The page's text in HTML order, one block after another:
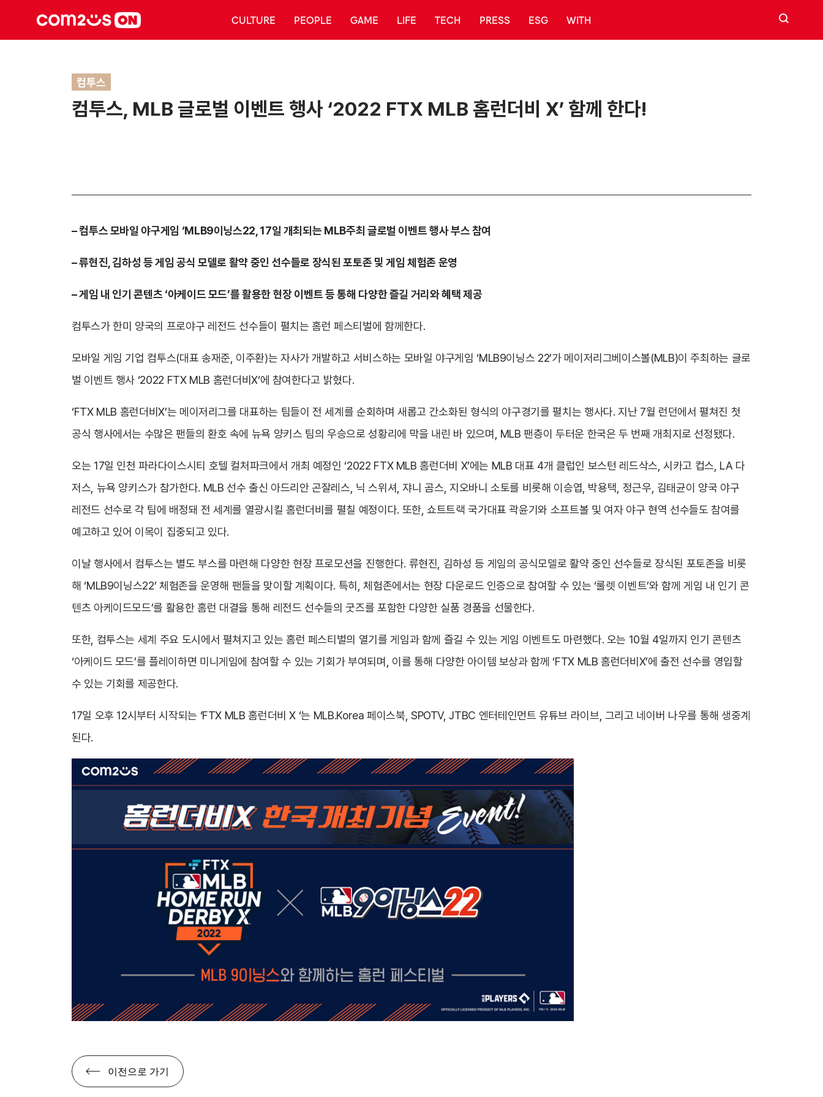
CULTURE PEOPLE GAME LIFE TECH PRESS ESG WITH 검색
컴투스
컴투스, MLB 글로벌 이벤트 행사 ‘2022 FTX MLB 홈런더비 X’ 함께 한다!
– 컴투스 모바일 야구게임 ‘MLB9이닝스22, 17일 개최되는 MLB주최 글로벌 이벤트 행사 부스 참여
– 류현진, 김하성 등 게임 공식 모델로 활약 중인 선수들로 장식된 포토존 및 게임 체험존 운영
– 게임 내 인기 콘텐츠 ‘아케이드 모드’를 활용한 현장 이벤트 등 통해 다양한 즐길 거리와 혜택 제공
컴투스가 한미 양국의 프로야구 레전드 선수들이 펼치는 홈런 페스티벌에 함께한다.
모바일 게임 기업 컴투스(대표 송재준, 이주환)는 자사가 개발하고 서비스하는 모바일 야구게임 ‘MLB9이닝스 22’가 메이저리그베이스볼(MLB)이 주최하는 글로
벌 이벤트 행사 ‘2022 FTX MLB 홈런더비X‘에 참여한다고 밝혔다.
‘FTX MLB 홈런더비X’는 메이저리그를 대표하는 팀들이 전 세계를 순회하며 새롭고 간소화된 형식의 야구경기를 펼치는 행사다. 지난 7월 런던에서 펼쳐진 첫
공식 행사에서는 수많은 팬들의 환호 속에 뉴욕 양키스 팀의 우승으로 성황리에 막을 내린 바 있으며, MLB 팬층이 두터운 한국은 두 번째 개최지로 선정됐다.
오는 17일 인천 파라다이스시티 호텔 컬처파크에서 개최 예정인 ‘2022 FTX MLB 홈런더비 X’에는 MLB 대표 4개 클럽인 보스턴 레드삭스, 시카고 컵스, LA 다
저스, 뉴욕 양키스가 참가한다. MLB 선수 출신 아드리안 곤잘레스, 닉 스위셔, 쟈니 곰스, 지오바니 소토를 비롯해 이승엽, 박용택, 정근우, 김태균이 양국 야구
레전드 선수로 각 팀에 배정돼 전 세계를 열광시킬 홈런더비를 펼칠 예정이다. 또한, 쇼트트랙 국가대표 곽윤기와 소프트볼 및 여자 야구 현역 선수들도 참여를
예고하고 있어 이목이 집중되고 있다.
이날 행사에서 컴투스는 별도 부스를 마련해 다양한 현장 프로모션을 진행한다. 류현진, 김하성 등 게임의 공식모델로 활약 중인 선수들로 장식된 포토존을 비롯
해 ‘MLB9이닝스22’ 체험존을 운영해 팬들을 맞이할 계획이다. 특히, 체험존에서는 현장 다운로드 인증으로 참여할 수 있는 ‘룰렛 이벤트’와 함께 게임 내 인기 콘
텐츠 아케이드모드’를 활용한 홈런 대결을 통해 레전드 선수들의 굿즈를 포함한 다양한 실품 경품을 선물한다.
또한, 컴투스는 세계 주요 도시에서 펼쳐지고 있는 홈런 페스티벌의 열기를 게임과 함께 즐길 수 있는 게임 이벤트도 마련했다. 오는 10월 4일까지 인기 콘텐츠
‘아케이드 모드’를 플레이하면 미니게임에 참여할 수 있는 기회가 부여되며, 이를 통해 다양한 아이템 보상과 함께 ‘FTX MLB 홈런더비X’에 출전 선수를 영입할
수 있는 기회를 제공한다.
17일 오후 12시부터 시작되는 ‘FTX MLB 홈런더비 X ‘는 MLB.Korea 페이스북, SPOTV, JTBC 엔터테인먼트 유튜브 라이브, 그리고 네이버 나우를 통해 생중계
된다.
이전으로 가기